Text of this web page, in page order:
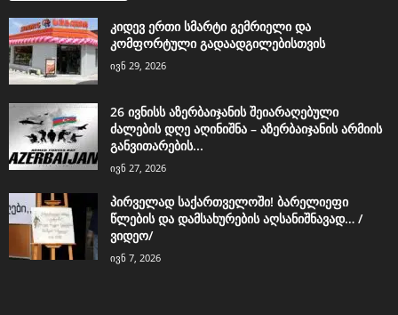
კიდევ ერთი სმარტი გემრიელი და
კომფორტული გადაადგილებისთვის
ივნ 29, 2026
26 ივნისს აზერბაიჯანის შეიარაღებული
ძალების დღე აღინიშნა – აზერბაიჯანის არმიის
განვითარების...
ივნ 27, 2026
პირველად საქართველოში! ბარელიეფი
წლების და დამსახურების აღსანიშნავად… /
ვიდეო/
ივნ 7, 2026